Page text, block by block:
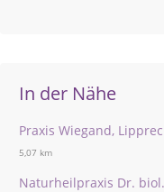
In der Nähe
Praxis Wiegand,
5,07 km
Naturheilpraxis Dr.